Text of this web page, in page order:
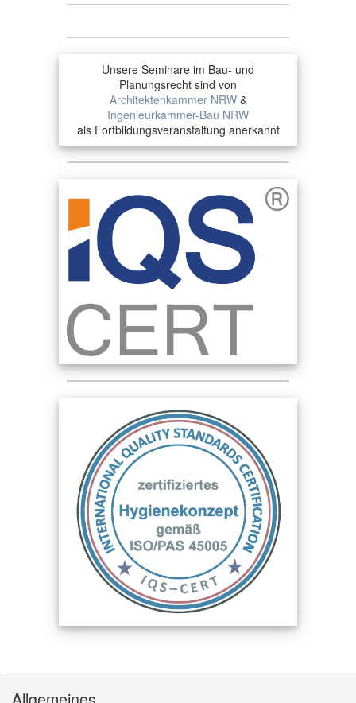
Unsere Seminare im Bau- und
Planungsrecht sind von
Architektenkammer NRW&
Ingenieurkammer-Bau NRW
als Fortbildungsveranstaltung anerkannt